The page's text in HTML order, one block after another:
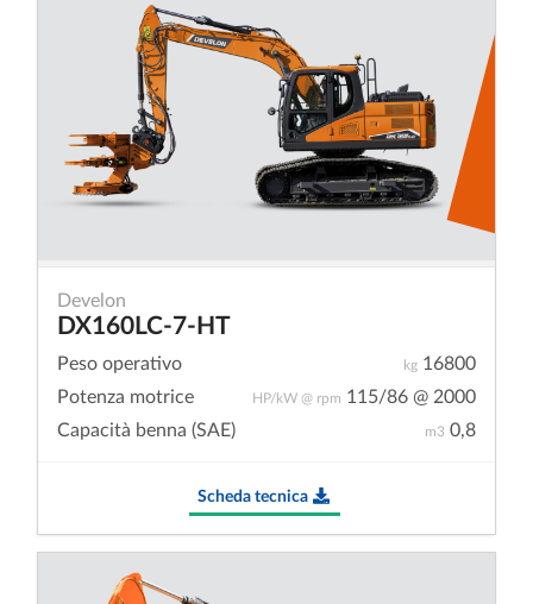
Develon
DX160LC-7-HT
kg 16800
Peso operativo
HP/kW @ rpm 115/86 @ 2000
Potenza motrice
m3 0,8
Capacità benna (SAE)
Scheda tecnica